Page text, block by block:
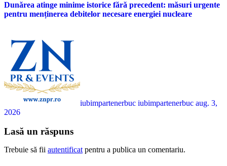
Dunărea atinge minime istorice fără precedent: măsuri urgente
pentru menținerea debitelor necesare energiei nucleare
iubimpartenerbuc iubimpartenerbuc aug. 3,
2026
Lasă un răspuns
Trebuie să fii autentificatpentru a publica un comentariu.